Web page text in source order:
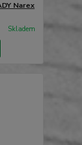
Narex
Skladem